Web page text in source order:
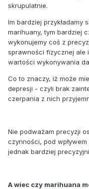
skrupulatnie.
Im bardziej przykładamy
marihuany, tym bardziej
wykonujemy coś z
sprawności fizycznej ale
wartości wykonywania
Co to znaczy, iż może
depresji - czyli brak
czerpania z nich
Nie podważam precyzji
czynności, pod
jednak bardziej
A wiec czy marihuana